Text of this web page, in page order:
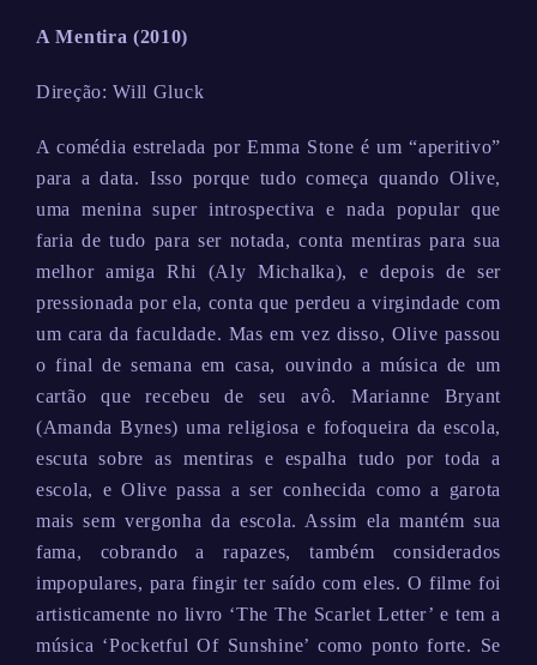
A Mentira (2010)
Direção: Will Gluck
A comédia estrelada por Emma Stone é um “aperitivo”
para a data. Isso porque tudo começa quando Olive,
uma menina super introspectiva e nada popular que
faria de tudo para ser notada, conta mentiras para sua
melhor amiga Rhi (Aly Michalka), e depois de ser
pressionada por ela, conta que perdeu a virgindade com
um cara da faculdade. Mas em vez disso, Olive passou
o final de semana em casa, ouvindo a música de um
cartão que recebeu de seu avô. Marianne Bryant
(Amanda Bynes) uma religiosa e fofoqueira da escola,
escuta sobre as mentiras e espalha tudo por toda a
escola, e Olive passa a ser conhecida como a garota
mais sem vergonha da escola. Assim ela mantém sua
fama, cobrando a rapazes, também considerados
impopulares, para fingir ter saído com eles. O filme foi
artisticamente no livro ‘The The Scarlet Letter’ e tem a
música ‘Pocketful Of Sunshine’ como ponto forte. Se